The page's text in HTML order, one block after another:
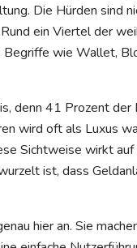
Die Hürden sind
ein Viertel der
wie Wallet,
denn 41 Prozent der
wird oft als Luxus
Sichtweise wirkt
ist, dass
hier an. Sie